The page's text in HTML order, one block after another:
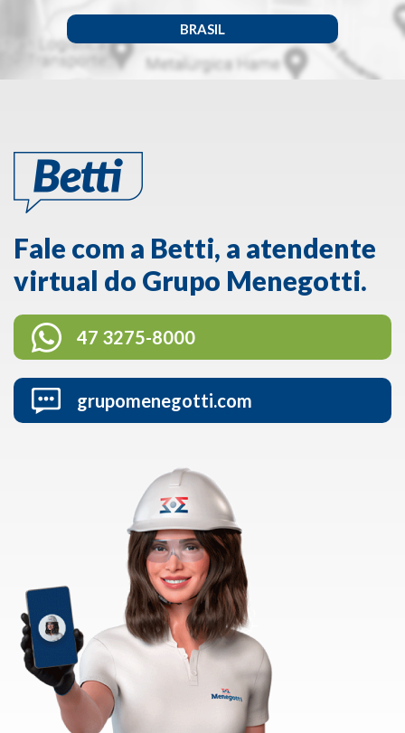
BRASIL
Fale com a Betti, a atendente
virtual do Grupo Menegotti.
47 3275-8000
grupomenegotti.com